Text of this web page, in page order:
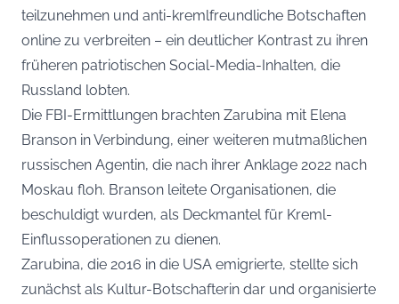
teilzunehmen und anti-kremlfreundliche Botschaften
online zu verbreiten – ein deutlicher Kontrast zu ihren
früheren patriotischen Social-Media-Inhalten, die
Russland lobten.
Die FBI-Ermittlungen brachten Zarubina mit Elena
Branson in Verbindung, einer weiteren mutmaßlichen
russischen Agentin, die nach ihrer Anklage 2022 nach
Moskau floh. Branson leitete Organisationen, die
beschuldigt wurden, als Deckmantel für Kreml-
Einflussoperationen zu dienen.
Zarubina, die 2016 in die USA emigrierte, stellte sich
zunächst als Kultur-Botschafterin dar und organisierte